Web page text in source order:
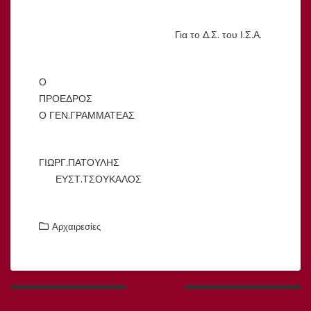
Για το Δ.Σ. του Ι.Σ.Α.
Ο
ΠΡΟΕΔΡΟΣ
Ο ΓΕΝ.ΓΡΑΜΜΑΤΕΑΣ
ΓΙΩΡΓ.ΠΑΤΟΥΛΗΣ
ΕΥΣΤ.ΤΣΟΥΚΑΛΟΣ
Αρχαιρεσίες
Πλοήγηση